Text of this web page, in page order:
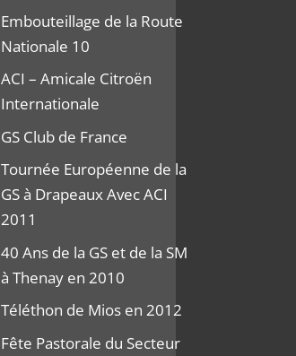
Embouteillage de la Route
Nationale 10
ACI – Amicale Citroën
Internationale
GS Club de France
Tournée Européenne de la
GS à Drapeaux Avec ACI
2011
40 Ans de la GS et de la SM
à Thenay en 2010
Téléthon de Mios en 2012
Fête Pastorale du Secteur